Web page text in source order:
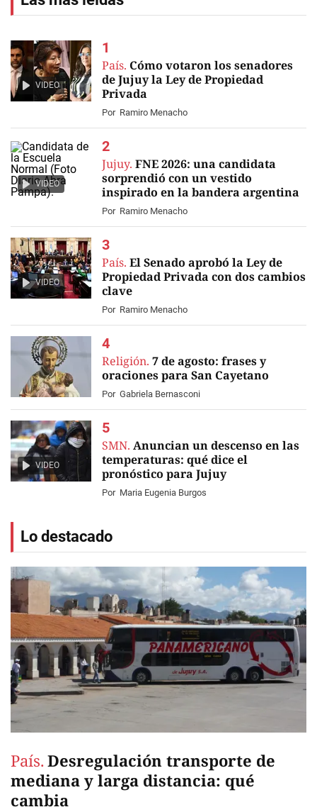
VIDEO
País. Cómo votaron los senadores
de Jujuy la Ley de Propiedad
Privada
Por Ramiro Menacho
VIDEO
Jujuy. FNE 2026: una candidata
sorprendió con un vestido
inspirado en la bandera argentina
Por Ramiro Menacho
VIDEO
País. El Senado aprobó la Ley de
Propiedad Privada con dos cambios
clave
Por Ramiro Menacho
Religión. 7 de agosto: frases y
oraciones para San Cayetano
Por Gabriela Bernasconi
VIDEO
SMN. Anuncian un descenso en las
temperaturas: qué dice el
pronóstico para Jujuy
Por Maria Eugenia Burgos
Lo destacado
País. Desregulación transporte de
mediana y larga distancia: qué
cambia